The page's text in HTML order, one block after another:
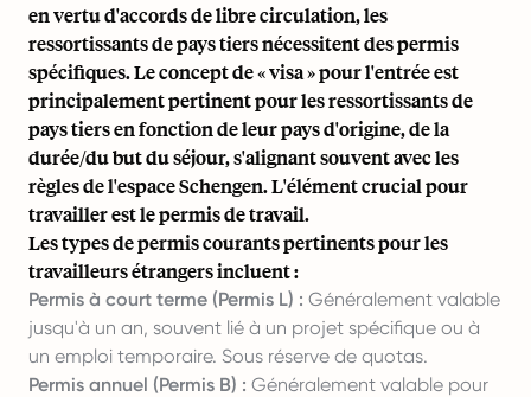
en vertu d'accords de libre circulation, les
ressortissants de pays tiers nécessitent des permis
spécifiques. Le concept de « visa » pour l'entrée est
principalement pertinent pour les ressortissants de
pays tiers en fonction de leur pays d'origine, de la
durée/du but du séjour, s'alignant souvent avec les
règles de l'espace Schengen. L'élément crucial pour
travailler est le permis de travail.
Les types de permis courants pertinents pour les
travailleurs étrangers incluent :
Permis à court terme (Permis L) : Généralement valable
jusqu'à un an, souvent lié à un projet spécifique ou à
un emploi temporaire. Sous réserve de quotas.
Permis annuel (Permis B) : Généralement valable pour